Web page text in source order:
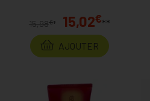
15,98€* 15,02€**
AJOUTER